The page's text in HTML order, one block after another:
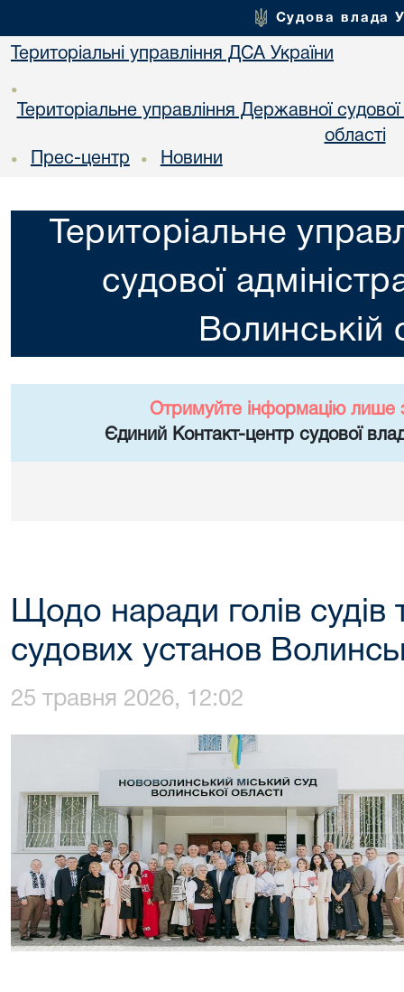
Судова влада
Територіальні управління ДСА України
•
Територіальне управління Державної судової
областi
• Прес-центр • Новини
Територіальне
судової
Волинській
Отримуйте інформацію лише
Єдиний Контакт-центр судової
Щодо наради голів судів
судових установ
25 травня 2026, 12:02